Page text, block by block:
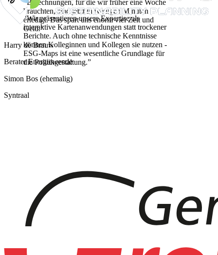
“Berechnungen, für die wir früher eine Woche
brauchten, sind jetzt in wenigen Minuten
erledigt. Das spart uns enorm viel Zeit und
Geld.”
Harry de Brauw
Berater Energiewende
“Wir präsentieren unsere Expertise als
interaktive Kartenanwendungen statt trockener
Berichte. Auch ohne technische Kenntnisse
können Kolleginnen und Kollegen sie nutzen -
ESG-Maps ist eine wesentliche Grundlage für
die Politikgestaltung.”
Simon Bos (ehemalig)
Syntraal